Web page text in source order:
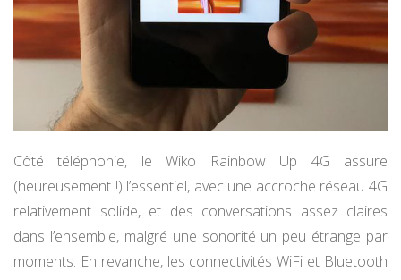
Côté téléphonie, le Wiko Rainbow Up 4G assure
(heureusement !) l’essentiel, avec une accroche réseau 4G
relativement solide, et des conversations assez claires
dans l’ensemble, malgré une sonorité un peu étrange par
moments. En revanche, les connectivités WiFi et Bluetooth